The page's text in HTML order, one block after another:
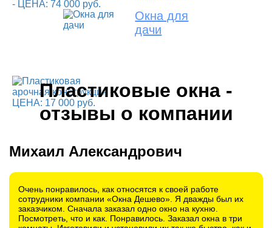
Окна для
дачи
Пластиковые окна -
отзывы о компании
Михаил Александрович
Очень понравилось, как относятся к своей работе
сотрудники компании «Окна Дешево». Я дважды был их
заказчиком. Сначала заказал одно окно на кухню.
Посмотреть, что и как. Понравилось. Заказал окна в три